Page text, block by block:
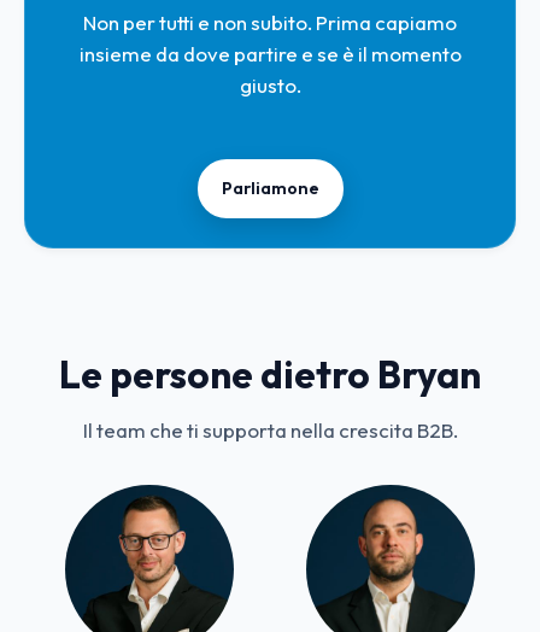
Non per tutti e non subito. Prima capiamo
insieme da dove partire e se è il momento
giusto.
Parliamone
Le persone dietro Bryan
Il team che ti supporta nella crescita B2B.